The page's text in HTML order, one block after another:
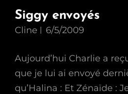
Siggy envoyés
Cline 6/5/2009
Aujourd’hui Charlie a
que je lui ai envoyé
qu’Halina : Et Zénaïde :